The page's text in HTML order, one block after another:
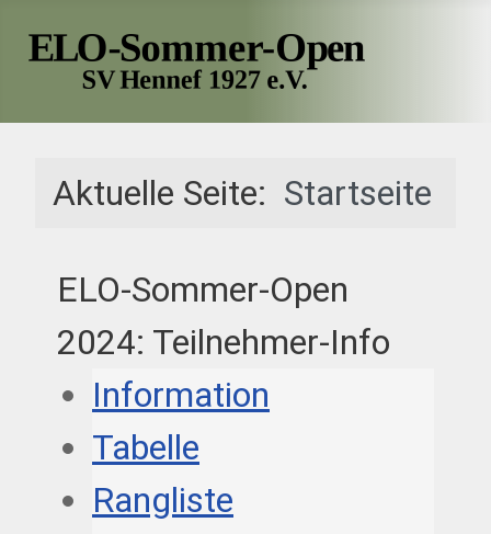
Aktuelle Seite: Startseite
ELO-Sommer-Open
2024: Teilnehmer-Info
Information
Tabelle
Rangliste